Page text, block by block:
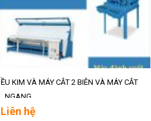
KIM VÀ MÁY CẮT 2 BIÊN VÀ MÁY CẮT
NGANG
Liên hệ